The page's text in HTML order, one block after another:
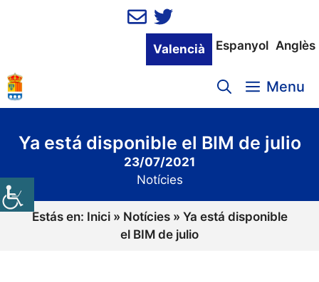
Valencià Espanyol Anglès
Menu
Ya está disponible el BIM de julio
23/07/2021
Notícies
Estás en: Inici» Notícies» Ya está disponible
el BIM de julio